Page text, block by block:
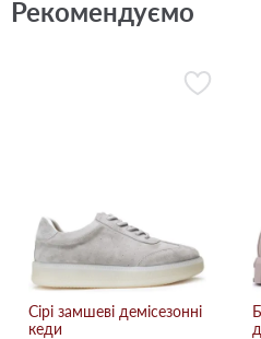
Рекомендуємо
Сірі замшеві демісезонні
кеди